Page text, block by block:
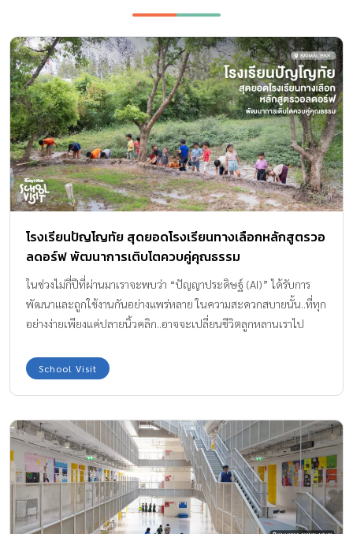
โรงเรียนปัญโญทัย สุดยอดโรงเรียนทางเลือกหลักสูตรวอ
ลดอร์ฟ พัฒนาการเติบโตควบคู่คุณธรรม
ในช่วงไม่กี่ปีที่ผ่านมาเราจะพบว่า “ปัญญาประดิษฐ์ (AI)” ได้รับการ
พัฒนาและถูกใช้งานกันอย่างแพร่หลาย ในความสะดวกสบายนั้น..ที่ทุก
อย่างง่ายเพียงแค่ปลายนิ้วคลิก..อาจจะเปลี่ยนชีวิตลูกหลานเราไป
School Visit